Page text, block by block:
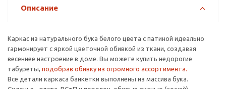
Описание
Каркас из натурального бука белого цвета с патиной идеально
гармонирует с яркой цветочной обивкой из ткани, создавая
весеннее настроение в доме. Вы можете купить недорогие
табуреты, подобрав обивку из огромного ассортимента.
Все детали каркаса банкетки выполнены из массива бука.